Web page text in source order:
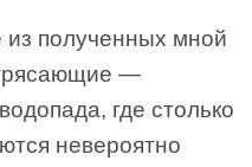
из полученных мной
—
где столько
невероятно